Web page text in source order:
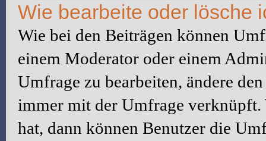
Wie bearbeite oder lösche
Wie bei den Beiträgen können
einem Moderator oder einem
Umfrage zu bearbeiten, ändere
immer mit der Umfrage verknüpft.
hat, dann können Benutzer die